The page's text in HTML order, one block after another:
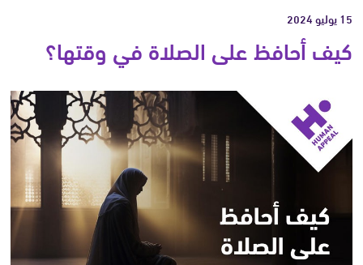
15 يوليو 2024
كيف أحافظ على الصلاة في وقتها؟